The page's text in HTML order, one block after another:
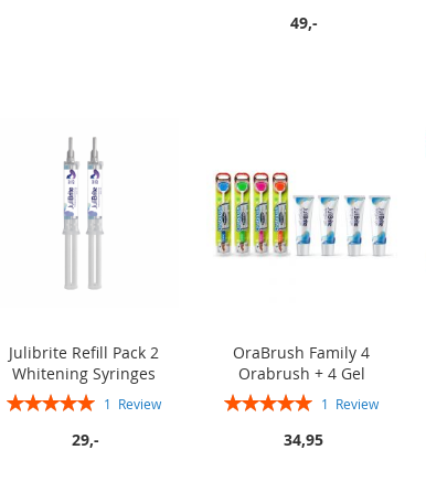
49,-
Julibrite Refill Pack 2
Whitening Syringes
Rating:
1 Review
29,-
OraBrush Family 4
Orabrush + 4 Gel
Rating:
1 Review
34,95
In winkelwagen